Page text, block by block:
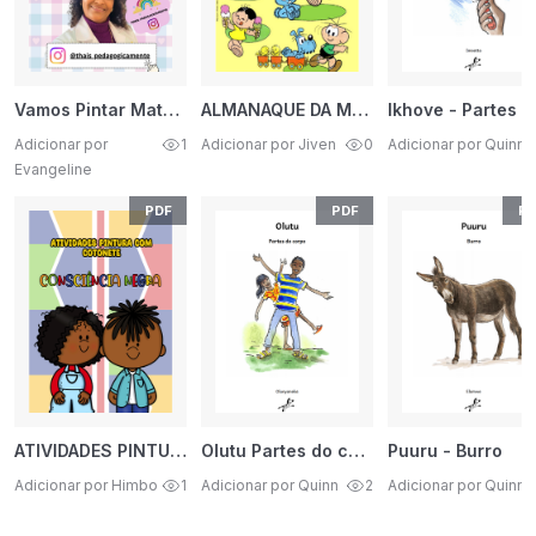
Vamos Pintar Material Gratuito
Adicionar por
Evangeline
1
PDF
ATIVIDADES PINTURA COM COTONETE CULTURA AFRICANA
Adicionar por Himbo 1
ALMANAQUE DA MÔNICA
Adicionar por Jiven 0
PDF
Olutu Partes do corpo
Adicionar por Quinn 2
Adicionar por Quinn
Puuru - Burro
Adicionar por Quinn